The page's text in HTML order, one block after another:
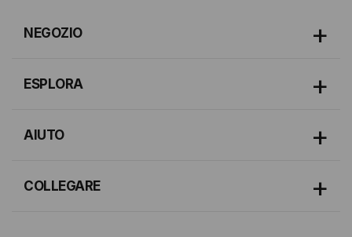
NEGOZIO
ESPLORA
AIUTO
COLLEGARE